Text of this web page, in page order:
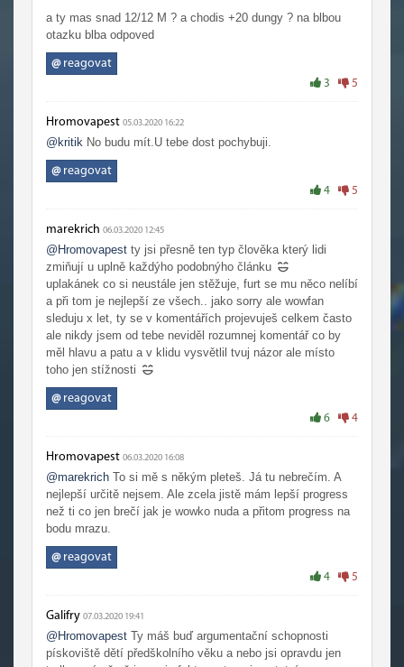
a ty mas snad 12/12 M ? a chodis +20 dungy ? na blbou
otazku blba odpoved
@reagovat
3 5
Hromovapest 05.03.2020 16:22
@kritik No budu mít.U tebe dost pochybuji.
@reagovat
4 5
marekrich 06.03.2020 12:45
@Hromovapest ty jsi přesně ten typ člověka který lidi
zmiňují u uplně každýho podobnýho článku
uplakánek co si neustále jen stěžuje, furt se mu něco nelíbí
a při tom je nejlepší ze všech.. jako sorry ale wowfan
sleduju x let, ty se v komentářích projevuješ celkem často
ale nikdy jsem od tebe neviděl rozumnej komentář co by
měl hlavu a patu a v klidu vysvětlil tvuj názor ale místo
toho jen stížnosti
@reagovat
6 4
Hromovapest 06.03.2020 16:08
@marekrich To si mě s někým pleteš. Já tu nebrečím. A
nejlepší určitě nejsem. Ale zcela jistě mám lepší progress
než ti co jen brečí jak je wowko nuda a přitom progress na
bodu mrazu.
@reagovat
4 5
Galifry 07.03.2020 19:41
@Hromovapest Ty máš buď argumentační schopnosti
pískoviště dětí předškolního věku a nebo jsi opravdu jen